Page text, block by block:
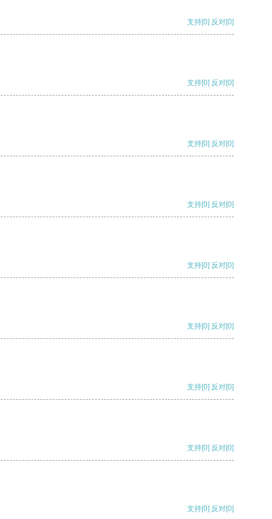
支持[0] 反对[0]
支持[0] 反对[0]
支持[0] 反对[0]
支持[0] 反对[0]
支持[0] 反对[0]
支持[0] 反对[0]
支持[0] 反对[0]
支持[0] 反对[0]
支持[0] 反对[0]